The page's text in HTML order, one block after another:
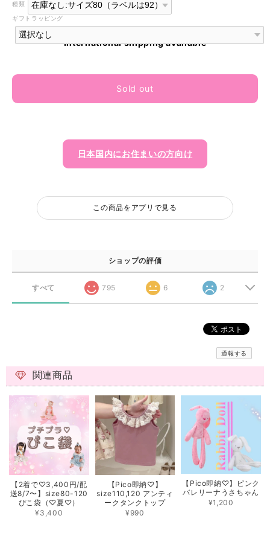
種類
ギフトラッピング
International shipping available
Sold out
日本国内にお住まいの方向け
この商品をアプリで見る
ショップの評価
すべて 795 6 2
通報する
関連商品
【2着で♡3,400円/配
送8/7〜】size80-120
ぴこ袋（♡夏♡）
¥3,400
【Pico即納♡】
size110,120 アンティ
ークタンクトップ
¥990
【Pico即納♡】ピンク
バレリーナうさちゃん
¥1,200